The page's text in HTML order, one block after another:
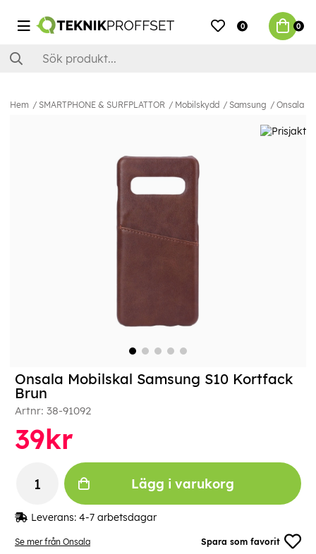
0 0
Hem SMARTPHONE & SURFPLATTOR Mobilskydd Samsung Onsala
Se mer från Onsala Spara som favorit
Onsala Mobilskal Samsung S10 Kortfack
Brun
Artnr: 38-91092
39kr
Lägg i varukorg
Leverans: 4-7 arbetsdagar